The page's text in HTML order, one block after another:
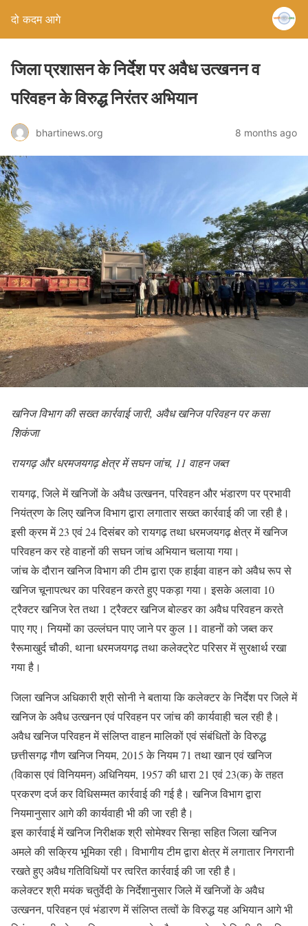
दो कदम आगे
जिला प्रशासन के निर्देश पर अवैध उत्खनन व
परिवहन के विरुद्ध निरंतर अभियान
bhartinews.org 8 months ago
खनिज विभाग की सख्त कार्रवाई जारी, अवैध खनिज परिवहन पर कसा
शिकंजा
रायगढ़ और धरमजयगढ़ क्षेत्र में सघन जांच, 11 वाहन जब्त
रायगढ़, जिले में खनिजों के अवैध उत्खनन, परिवहन और भंडारण पर प्रभावी
नियंत्रण के लिए खनिज विभाग द्वारा लगातार सख्त कार्रवाई की जा रही है।
इसी क्रम में 23 एवं 24 दिसंबर को रायगढ़ तथा धरमजयगढ़ क्षेत्र में खनिज
परिवहन कर रहे वाहनों की सघन जांच अभियान चलाया गया।
जांच के दौरान खनिज विभाग की टीम द्वारा एक हाईवा वाहन को अवैध रूप से
खनिज चूनापत्थर का परिवहन करते हुए पकड़ा गया। इसके अलावा 10
ट्रैक्टर खनिज रेत तथा 1 ट्रैक्टर खनिज बोल्डर का अवैध परिवहन करते
पाए गए। नियमों का उल्लंघन पाए जाने पर कुल 11 वाहनों को जब्त कर
रैरूमाखुर्द चौकी, थाना धरमजयगढ़ तथा कलेक्ट्रेट परिसर में सुरक्षार्थ रखा
गया है।
जिला खनिज अधिकारी श्री सोनी ने बताया कि कलेक्टर के निर्देश पर जिले में
खनिज के अवैध उत्खनन एवं परिवहन पर जांच की कार्यवाही चल रही है।
अवैध खनिज परिवहन में संलिप्त वाहन मालिकों एवं संबंधितों के विरुद्ध
छत्तीसगढ़ गौण खनिज नियम, 2015 के नियम 71 तथा खान एवं खनिज
(विकास एवं विनियमन) अधिनियम, 1957 की धारा 21 एवं 23(क) के तहत
प्रकरण दर्ज कर विधिसम्मत कार्रवाई की गई है। खनिज विभाग द्वारा
नियमानुसार आगे की कार्यवाही भी की जा रही है।
इस कार्रवाई में खनिज निरीक्षक श्री सोमेश्वर सिन्हा सहित जिला खनिज
अमले की सक्रिय भूमिका रही। विभागीय टीम द्वारा क्षेत्र में लगातार निगरानी
रखते हुए अवैध गतिविधियों पर त्वरित कार्रवाई की जा रही है।
कलेक्टर श्री मयंक चतुर्वेदी के निर्देशानुसार जिले में खनिजों के अवैध
उत्खनन, परिवहन एवं भंडारण में संलिप्त तत्वों के विरुद्ध यह अभियान आगे भी